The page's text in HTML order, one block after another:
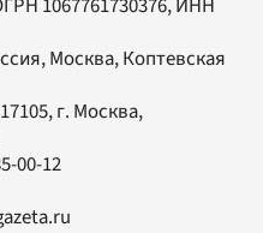
Москва, Коптевская
, г. Москва,
00-12